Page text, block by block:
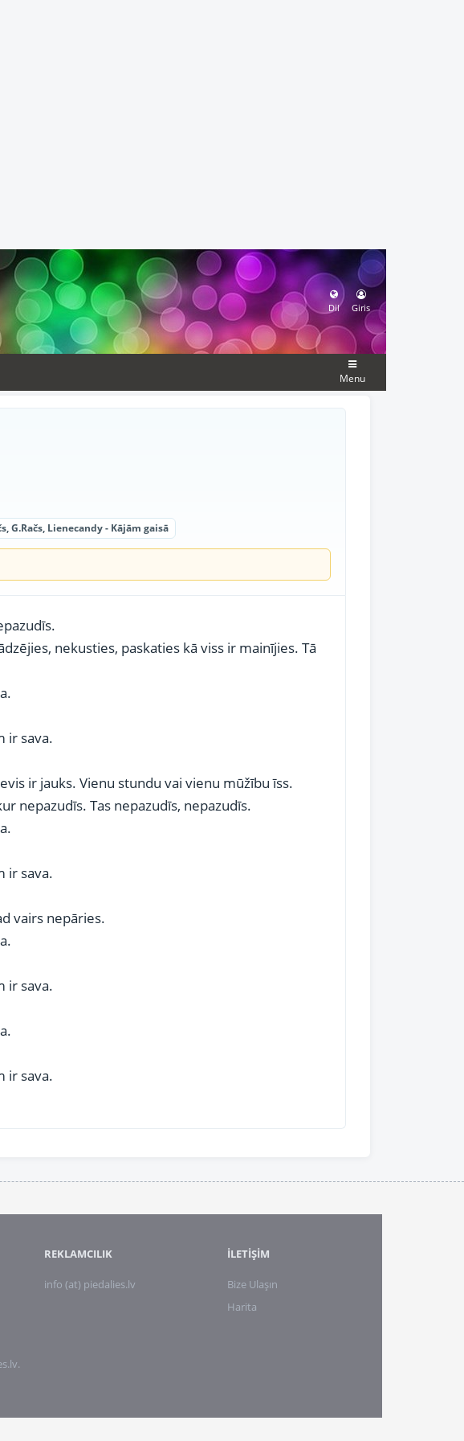
Dil Giris
Menu
G.Račs, Lienecandy - Kājām gaisā
nekusties, paskaties kā viss ir mainījies. Tā
ir sava.
ir jauks. Vienu stundu vai vienu mūžību īss.
nepazudīs. Tas nepazudīs, nepazudīs.
ir sava.
vairs nepāries.
ir sava.
ir sava.
REKLAMCILIK
info (at) piedalies.lv
İLETİŞİM
Bize Ulaşın
Harita